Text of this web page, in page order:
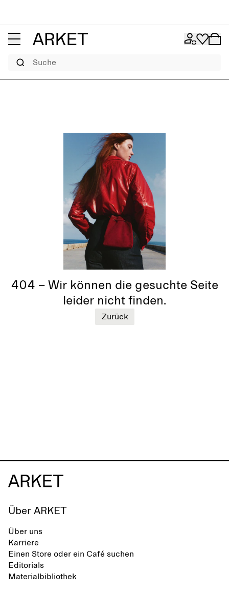
Suche
404 – Wir können die gesuchte Seite
leider nicht finden.
Zurück
Über ARKET
Über uns
Karriere
Einen Store oder ein Café suchen
Editorials
Materialbibliothek